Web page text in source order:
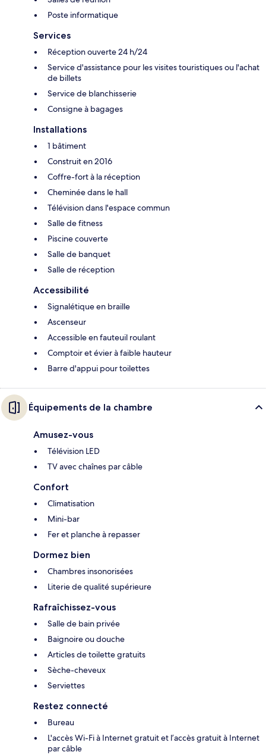
Poste informatique
Services
Réception ouverte 24 h/24
Service d'assistance pour les visites touristiques ou l'achat
de billets
Service de blanchisserie
Consigne à bagages
Installations
1 bâtiment
Construit en 2016
Coffre-fort à la réception
Cheminée dans le hall
Télévision dans l'espace commun
Salle de fitness
Piscine couverte
Salle de banquet
Salle de réception
Accessibilité
Signalétique en braille
Ascenseur
Accessible en fauteuil roulant
Comptoir et évier à faible hauteur
Barre d'appui pour toilettes
Équipements de la chambre
Amusez-vous
Télévision LED
TV avec chaînes par câble
Confort
Climatisation
Mini-bar
Fer et planche à repasser
Dormez bien
Chambres insonorisées
Literie de qualité supérieure
Rafraîchissez-vous
Salle de bain privée
Baignoire ou douche
Articles de toilette gratuits
Sèche-cheveux
Serviettes
Restez connecté
Bureau
L'accès Wi-Fi à Internet gratuit et l’accès gratuit à Internet
par câble